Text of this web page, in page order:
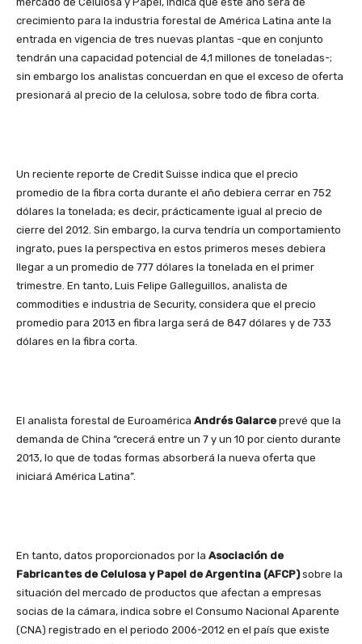
crecimiento para la industria forestal de América Latina ante la
entrada en vigencia de tres nuevas plantas -que en conjunto
tendrán una capacidad potencial de 4,1 millones de toneladas-;
sin embargo los analistas concuerdan en que el exceso de oferta
presionará al precio de la celulosa, sobre todo de fibra corta.
Un reciente reporte de Credit Suisse indica que el precio
promedio de la fibra corta durante el año debiera cerrar en 752
dólares la tonelada; es decir, prácticamente igual al precio de
cierre del 2012. Sin embargo, la curva tendría un comportamiento
ingrato, pues la perspectiva en estos primeros meses debiera
llegar a un promedio de 777 dólares la tonelada en el primer
trimestre. En tanto, Luis Felipe Galleguillos, analista de
commodities e industria de Security, considera que el precio
promedio para 2013 en fibra larga será de 847 dólares y de 733
dólares en la fibra corta.
El analista forestal de Euroamérica Andrés Galarce prevé que la
demanda de China “crecerá entre un 7 y un 10 por ciento durante
2013, lo que de todas formas absorberá la nueva oferta que
iniciará América Latina”.
En tanto, datos proporcionados por la Asociación de
Fabricantes de Celulosa y Papel de Argentina (AFCP)sobre la
situación del mercado de productos que afectan a empresas
socias de la cámara, indica sobre el Consumo Nacional Aparente
(CNA) registrado en el periodo 2006-2012 en el país que existe